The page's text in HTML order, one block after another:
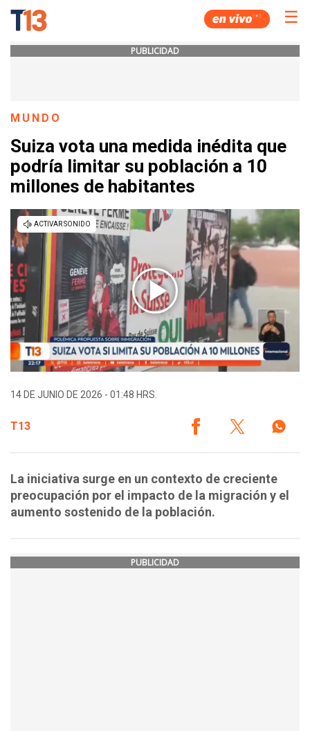
☰
PUBLICIDAD
MUNDO
Suiza vota una medida inédita que
podría limitar su población a 10
millones de habitantes
14 DE JUNIO DE 2026 - 01:48 HRS.
T13
La iniciativa surge en un contexto de creciente
preocupación por el impacto de la migración y el
aumento sostenido de la población.
PUBLICIDAD